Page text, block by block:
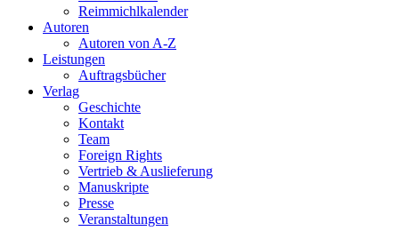
Reimmichlkalender
Autoren
Autoren von A-Z
Leistungen
Auftragsbücher
Verlag
Geschichte
Kontakt
Team
Foreign Rights
Vertrieb & Auslieferung
Manuskripte
Presse
Veranstaltungen